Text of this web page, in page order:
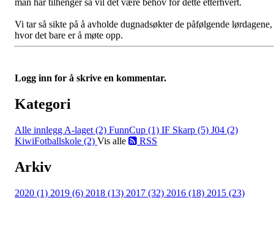
man har tilhenger så vil det være behov for dette etterhvert.
Vi tar så sikte på å avholde dugnadsøkter de påfølgende lørdagene,
hvor det bare er å møte opp.
Logg inn for å skrive en kommentar.
Kategori
Alle innlegg A-laget (2) FunnCup (1) IF Skarp (5) J04 (2)
KiwiFotballskole (2) Vis alle RSS
Arkiv
2020 (1) 2019 (6) 2018 (13) 2017 (32) 2016 (18) 2015 (23)